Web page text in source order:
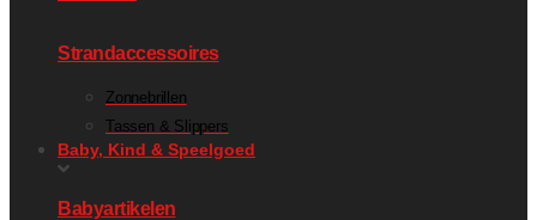
Strandaccessoires
Zonnebrillen
Tassen & Slippers
Baby, Kind & Speelgoed
Babyartikelen